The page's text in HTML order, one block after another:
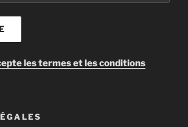
les termes et les conditions